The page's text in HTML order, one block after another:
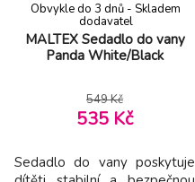
MALTEX Sedadlo do vany
Panda White/Black
Obvykle do 3 dnů - Skladem
dodavatel
549 Kč
535 Kč
Sedadlo do vany poskytuje